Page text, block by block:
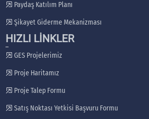
Paydaş Katılım Planı
Şikayet Giderme Mekanizması
HIZLI LİNKLER
GES Projelerimiz
Proje Haritamız
Proje Talep Formu
Satış Noktası Yetkisi Başvuru Formu